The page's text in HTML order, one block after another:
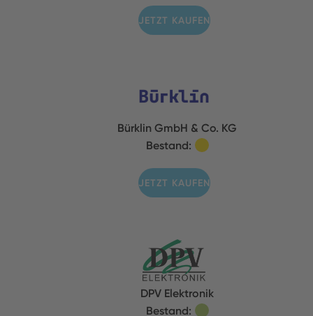
JETZT KAUFEN
Bürklin GmbH & Co. KG
Bestand:
JETZT KAUFEN
DPV Elektronik
Bestand: